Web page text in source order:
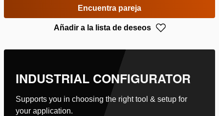
Encuentra pareja
Añadir a la lista de deseos
INDUSTRIAL CONFIGURATOR
Supports you in choosing the right tool & setup for
your application.